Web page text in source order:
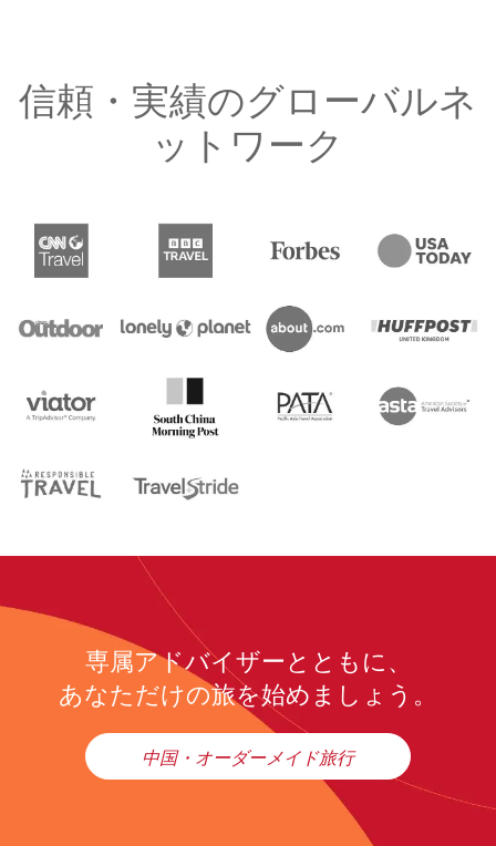
信頼・実績のグローバルネ
ットワーク
専属アドバイザーとともに、
あなただけの旅を始めましょう。
中国・オーダーメイド旅行